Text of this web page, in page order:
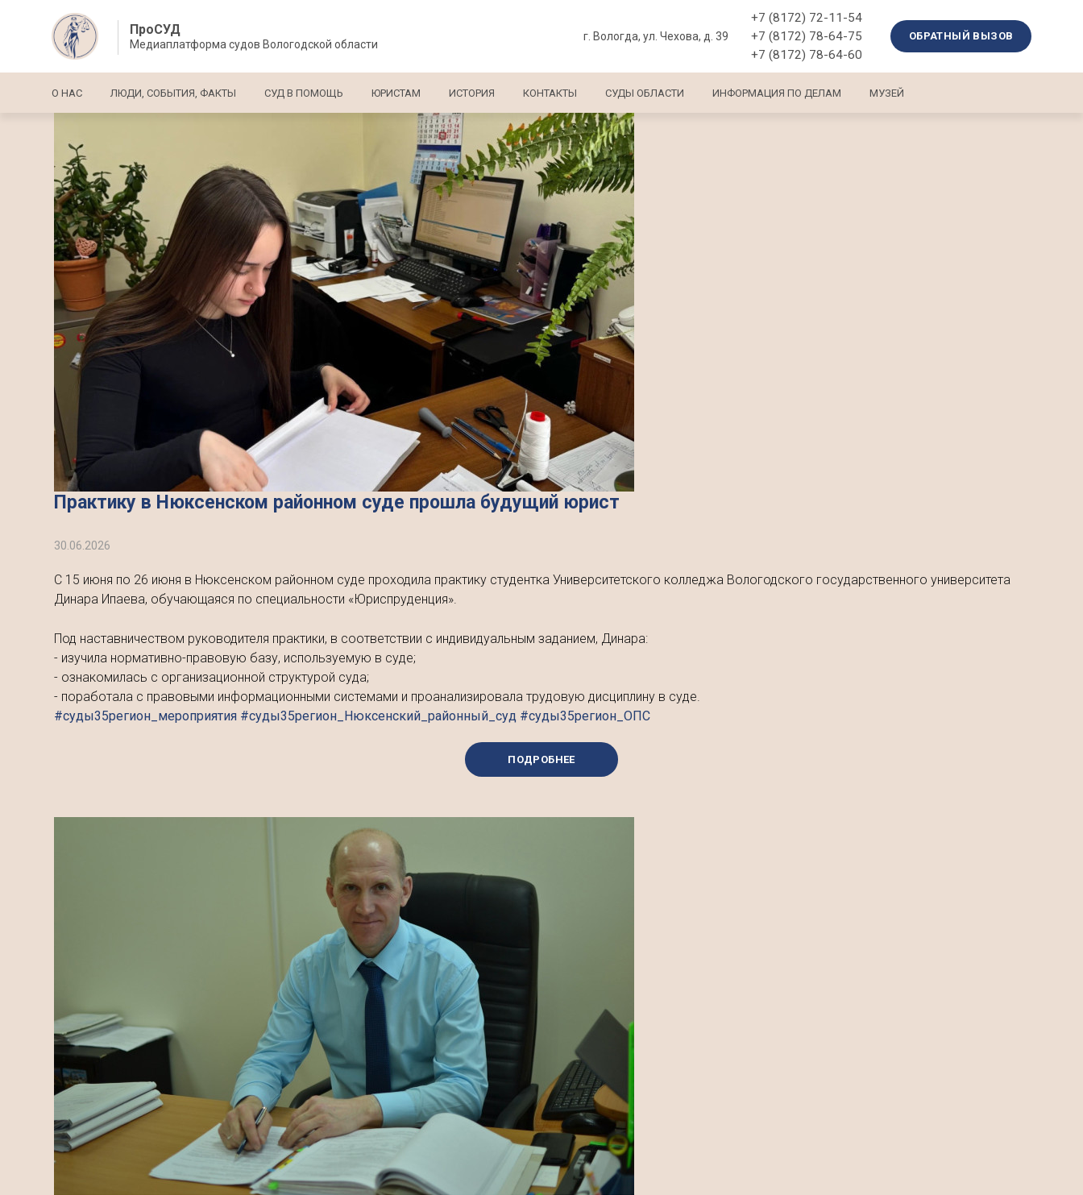
ПроСУД
Медиаплатформа судов Вологодской области
г. Вологда, ул. Чехова, д. 39
+7 (8172) 72-11-54
+7 (8172) 78-64-75
+7 (8172) 78-64-60
ОБРАТНЫЙ ВЫЗОВ
Основная навигация
О НАС ЛЮДИ, СОБЫТИЯ, ФАКТЫ СУД В ПОМОЩЬ ЮРИСТАМ ИСТОРИЯ КОНТАКТЫ СУДЫ ОБЛАСТИ ИНФОРМАЦИЯ ПО ДЕЛАМ МУЗЕЙ
Практику в Нюксенском районном суде прошла будущий юрист
30.06.2026
С 15 июня по 26 июня в Нюксенском районном суде проходила практику студентка Университетского колледжа Вологодского государственного университета
Динара Ипаева, обучающаяся по специальности «Юриспруденция».
Под наставничеством руководителя практики, в соответствии с индивидуальным заданием, Динара:
- изучила нормативно-правовую базу, используемую в суде;
- ознакомилась с организационной структурой суда;
- поработала с правовыми информационными системами и проанализировала трудовую дисциплину в суде.
#суды35регион_мероприятия #суды35регион_Нюксенский_районный_суд #суды35регион_ОПС
ПОДРОБНЕЕ